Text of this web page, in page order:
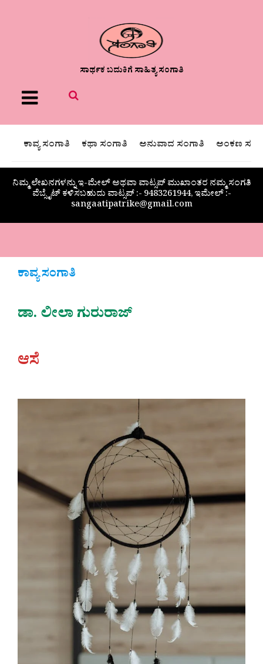
ಸಾರ್ಥಕ ಬದುಕಿಗೆ ಸಾಹಿತ್ಯ ಸಂಗಾತಿ
Menu
ಕಾವ್ಯ ಸಂಗಾತಿ ಕಥಾ ಸಂಗಾತಿ ಅನುವಾದ ಸಂಗಾತಿ ಅಂಕಣ
ನಿಮ್ಮ ಲೇಖನಗಳನ್ನು ಇ-ಮೇಲ್ ಅಥವಾ ವಾಟ್ಸಪ್ ಮುಖಾಂತರ ನಮ್ಮ ಸಂಗತಿ
ವೆಬ್ಸೈಟ್ ಕಳಿಸಬಹುದು ವಾಟ್ಸಪ್‌ :- 9483261944, ಇಮೇಲ್ :-
sangaatipatrike@gmail.com
ಕಾವ್ಯ ಸಂಗಾತಿ
ಡಾ. ಲೀಲಾ ಗುರುರಾಜ್
ಆಸೆ